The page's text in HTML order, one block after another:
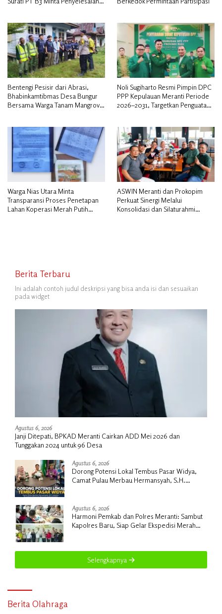
Bentengi Pesisir dari Abrasi,
Bhabinkamtibmas Desa Bungur
Bersama Warga Tanam Mangrove
Noli Sugiharto Resmi Pimpin DPC
PPP Kepulauan Meranti Periode
2026–2031, Targetkan Penguatan
Warga Nias Utara Minta
Transparansi Proses Penetapan
Lahan Koperasi Merah Putih
ASWIN Meranti dan Prokopim
Perkuat Sinergi Melalui
Konsolidasi dan Silaturahmi
Berita Terbaru
Ini adalah contoh judul deskripsi yang bisa anda isi dan sesuaikan
pada widget
Agustus 6, 2026
Janji Ditepati, BPKAD Meranti Cairkan ADD Mei 2026 dan
Tunggakan 2024 untuk 96 Desa
Agustus 6, 2026
Dorong Potensi Lokal Tembus Pasar Widya,
Camat Pulau Merbau Hermansyah, S.H.
Agustus 6, 2026
Harmoni Pemkab dan Polres Meranti: Sambut
Kapolres Baru, Siap Gelar Ekspedisi Merah
Selengkapnya
Berita Olahraga